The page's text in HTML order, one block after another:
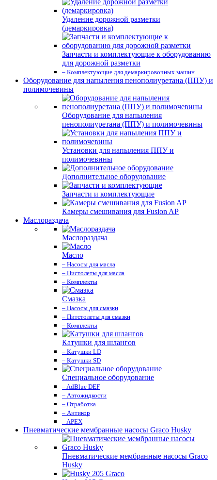
Удаление дорожной разметки
(демаркировка)
Запчасти и комплектующие к оборудованию
для дорожной разметки
– Комплектующие для демаркировочных машин
Оборудование для напыления пенополиуретана (ППУ) и
полимочевины
Оборудование для напыления
пенополиуретана (ППУ) и полимочевины
Установки для напыления ППУ и
полимочевины
Дополнительное оборудование
Запчасти и комплектующие
Камеры смешивания для Fusion AP
Маслораздача
Маслораздача
Масло
– Насосы для масла
– Пистолеты для масла
– Комплекты
Смазка
– Насосы для смазки
– Питстолеты для смазки
– Комплекты
Катушки для шлангов
– Катушки LD
– Катушки SD
Специальное оборудование
– AdBlue DEF
– Автожидкости
– Отработка
– Антикор
– APEX
Пневматические мембранные насосы Graco Husky
Пневматические мембранные насосы Graco
Husky